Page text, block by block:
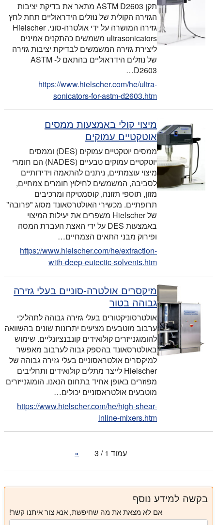
תקן ASTM D2603 מתאר את בדיקת יציבות
הגזירה הקולית של נוזלים הידראוליים תחת לחץ
גזירה המושרה על ידי אולטרה-סוני. Hielscher
ultrasonicators משמשים כהתקנים אמינים
ליצירת גזירה המשמשים לבדיקת יציבות גזירה
של נוזלים הידראוליים בהתאם ל- ASTM
D2603…
https://www.hielscher.com/he/ultra-
sonicators-for-astm-d2603.htm
מיצוי קולי באמצעות ממסים
אוטקטיים עמוקים
ממסים יוטקטיים עמוקים (DES) וממסים
יוטקטיים עמוקים טבעיים (NADES) הם חומרי
מיצוי עוצמתיים, ניתנים להתאמה וידידותיים
לסביבה, המשמשים לחילוץ חומרים צמחיים,
מזון, תוספי תזונה, קוסמטיקה ומרכיבים
תרופתיים. מכשירי האולטרסאונד מסוג "פרובה"
של Hielscher משפרים את יעילות המיצוי
באמצעות DES על ידי האצת העברת המסה
ופירוק מבני התאים הצמחיים…
https://www.hielscher.com/he/extraction-
with-deep-eutectic-solvents.htm
מיקסרים אולטרה-סוניים בעלי גזירה
גבוהה בטור
אולטרסוניקטורים בעלי גזירה גבוהה לתהליכי
ערבוב מוטבעים מציעים יתרונות שונים בהשוואה
להומוגנייזרים קולואידים קונבנציונליים. שימוש
באולטרסאונד בהספק גבוה לערבוב מאפשר
למיקסרים אולטראסוניים בעלי גזירה גבוהה של
Hielscher לייצר מתלים קולואידים ותחליבים
מפוזרים באופן אחיד בתחום הנאנו. הומוגנייזרים
מוטבעים אולטראסוניים יכולים…
https://www.hielscher.com/he/high-shear-
inline-mixers.htm
עמוד 1 / 3 »
בקשה למידע נוסף
אם לא מצאת את מה שחיפשת, אנא צור איתנו קשר!